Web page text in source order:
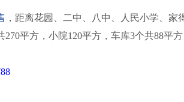
，距离花园、二中、八中、人民小学、
270平方，小院120平方，车库3个共88平